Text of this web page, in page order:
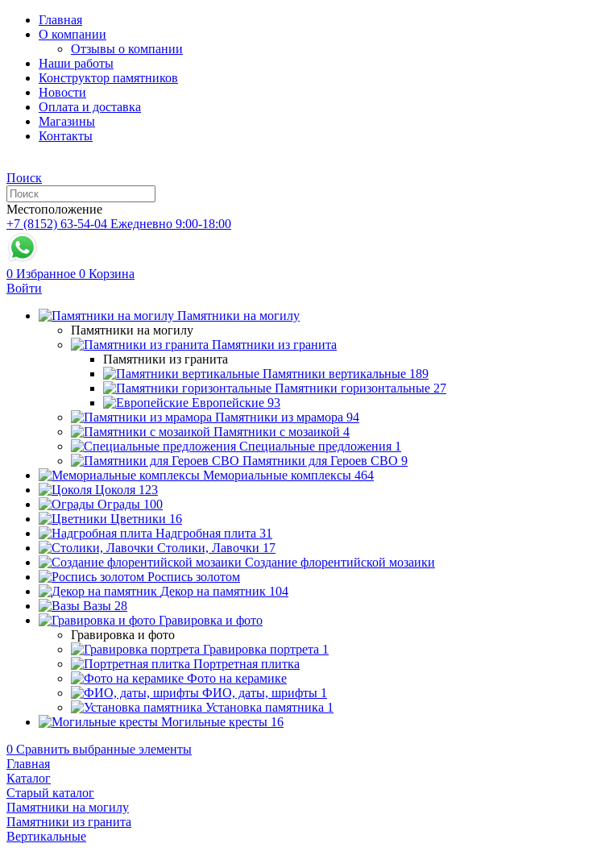
Главная
О компании
Отзывы о компании
Наши работы
Конструктор памятников
Новости
Оплата и доставка
Магазины
Контакты
Поиск
Местоположение
+7 (8152) 63-54-04 Ежедневно 9:00-18:00
0 Избранное 0 Корзина
Войти
Памятники на могилу
Памятники на могилу
Памятники из гранита
Памятники из гранита
Памятники вертикальные 189
Памятники горизонтальные 27
Европейские 93
Памятники из мрамора 94
Памятники с мозаикой 4
Специальные предложения 1
Памятники для Героев СВО 9
Мемориальные комплексы 464
Цоколя 123
Ограды 100
Цветники 16
Надгробная плита 31
Столики, Лавочки 17
Создание флорентийской мозаики
Роспись золотом
Декор на памятник 104
Вазы 28
Гравировка и фото
Гравировка и фото
Гравировка портрета 1
Портретная плитка
Фото на керамике
ФИО, даты, шрифты 1
Установка памятника 1
Могильные кресты 16
0 Сравнить выбранные элементы
Главная
Каталог
Старый каталог
Памятники на могилу
Памятники из гранита
Вертикальные